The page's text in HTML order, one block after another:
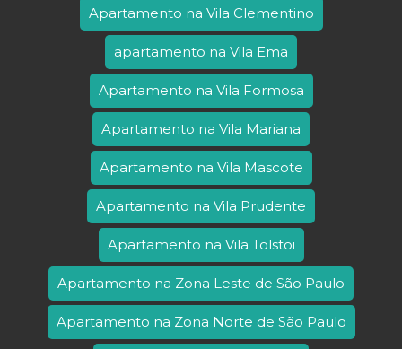
Apartamento na Vila Clementino
apartamento na Vila Ema
Apartamento na Vila Formosa
Apartamento na Vila Mariana
Apartamento na Vila Mascote
Apartamento na Vila Prudente
Apartamento na Vila Tolstoi
Apartamento na Zona Leste de São Paulo
Apartamento na Zona Norte de São Paulo